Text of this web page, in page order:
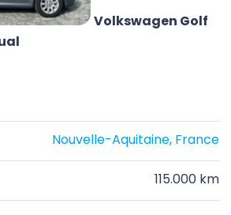
Volkswagen Golf
Nouvelle-Aquitaine, France
115.000 km